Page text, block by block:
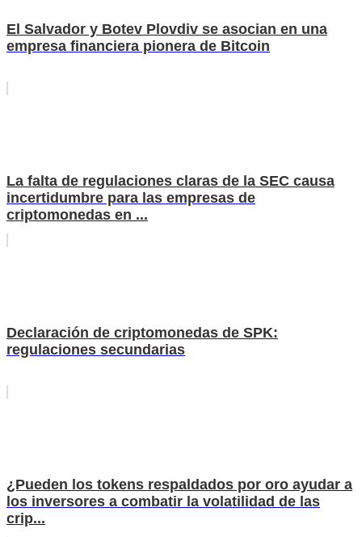
El Salvador y Botev Plovdiv se asocian en una
empresa financiera pionera de Bitcoin
La falta de regulaciones claras de la SEC causa
incertidumbre para las empresas de
criptomonedas en ...
Declaración de criptomonedas de SPK:
regulaciones secundarias
¿Pueden los tokens respaldados por oro ayudar a
los inversores a combatir la volatilidad de las
crip...